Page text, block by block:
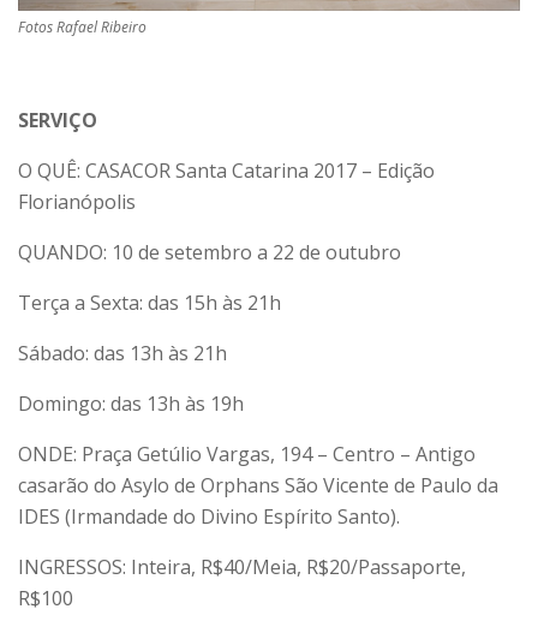
Fotos Rafael Ribeiro
SERVIÇO
O QUÊ: CASACOR Santa Catarina 2017 – Edição
Florianópolis
QUANDO: 10 de setembro a 22 de outubro
Terça a Sexta: das 15h às 21h
Sábado: das 13h às 21h
Domingo: das 13h às 19h
ONDE: Praça Getúlio Vargas, 194 – Centro – Antigo
casarão do Asylo de Orphans São Vicente de Paulo da
IDES (Irmandade do Divino Espírito Santo).
INGRESSOS: Inteira, R$40/Meia, R$20/Passaporte,
R$100